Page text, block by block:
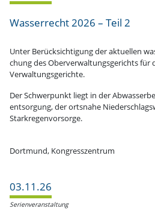
Wasser­recht 2026 – Teil 2
Unter Berück­sich­tigung der aktuellen
chung des Oberver­wal­tungs­ge­richts für
Verwaltungsgerichte.
Der Schwer­punkt liegt in der
ent­sorgung, der ortsnahe
Starkregenvorsorge.
Dortmund, Kongresszentrum
03.11.26
Serien­ver­an­staltung